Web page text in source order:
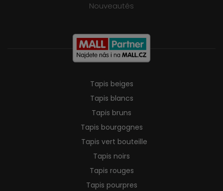
Nouveautés
Tapis beiges
Tapis blancs
Tapis bruns
Tapis bourgognes
Tapis vert bouteille
Tapis noirs
Tapis rouges
Tapis pourpres